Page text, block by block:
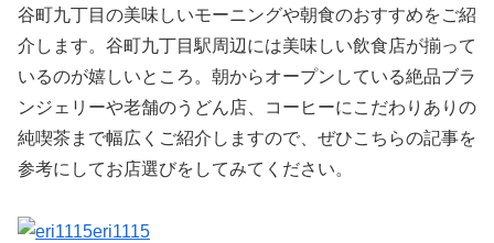
谷町九丁目の美味しいモーニングや朝食のおすすめをご紹
介します。谷町九丁目駅周辺には美味しい飲食店が揃って
いるのが嬉しいところ。朝からオープンしている絶品ブラ
ンジェリーや老舗のうどん店、コーヒーにこだわりありの
純喫茶まで幅広くご紹介しますので、ぜひこちらの記事を
参考にしてお店選びをしてみてください。
eri1115